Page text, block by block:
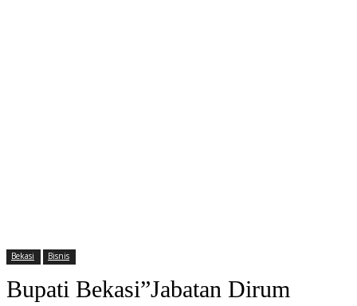
Bekasi Bisnis
Bupati Bekasi”Jabatan Dirum